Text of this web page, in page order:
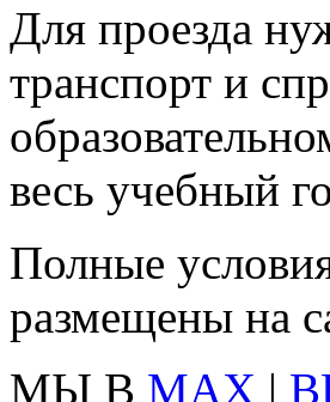
Для проезда
транспорт и
весь учебный
Полные
размещены на
МЫ В MAX |